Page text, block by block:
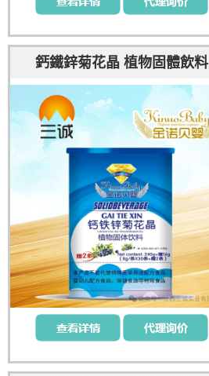
鈣鐵鋅菊花晶 植物固體飲料